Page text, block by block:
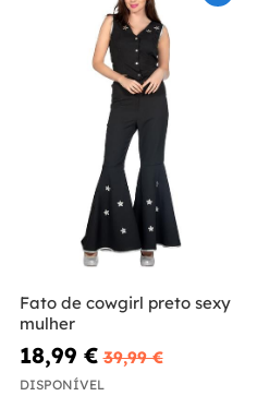
Fato de cowgirl preto sexy
mulher
18,99 € 39,99 €
DISPONÍVEL